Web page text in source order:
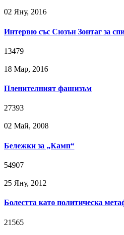
02 Яну, 2016
Интервю със Сюзън Зонтаг за
13479
18 Мар, 2016
Пленителният фашизъм
27393
02 Май, 2008
Бележки за „Камп“
54907
25 Яну, 2012
Болестта като политическа
21565